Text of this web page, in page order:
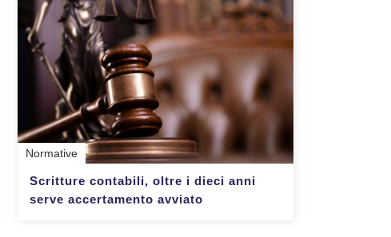
Normative
Scritture contabili, oltre i dieci anni
serve accertamento avviato